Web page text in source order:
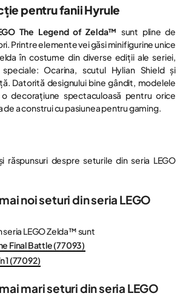
pentru fanii Hyrule
The Legend of Zelda™ sunt pline de
Printre elemente vei găsi minifigurine unice
în costume din diverse ediții ale seriei,
Ocarina, scutul Hylian Shield și
Datorită designului bine gândit, modelele
decorațiune spectaculoasă pentru orice
de a construi cu pasiunea pentru gaming.
răspunsuri despre seturile din seria LEGO
noi seturi din seria LEGO
seria LEGO Zelda™ sunt
Final Battle (77093)
1 (77092)
mari seturi din seria LEGO